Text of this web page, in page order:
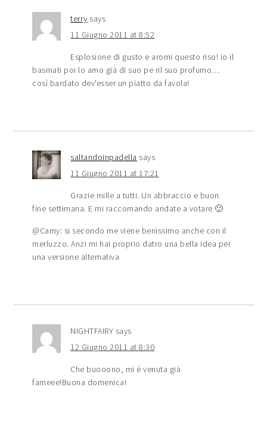
terry says
11 Giugno 2011 at 8:52
Esplosione di gusto e aromi questo riso! io il
basmati poi lo amo già di suo pe ril suo profumo…
così bardato dev'esser un piatto da favola!
saltandoinpadella says
11 Giugno 2011 at 17:21
Grazie mille a tutti. Un abbraccio e buon
fine settimana. E mi raccomando andate a votare 🙂
@Camy: si secondo me viene benissimo anche con il
merluzzo. Anzi mi hai proprio datro una bella idea per
una versione alternativa
NIGHTFAIRY says
12 Giugno 2011 at 8:30
Che buooono, mi é venuta già
fameee!Buona domenica!